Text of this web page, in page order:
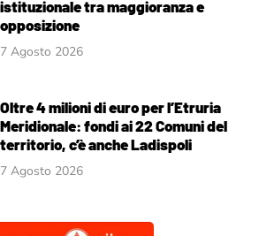
istituzionale tra maggioranza e
opposizione
7 Agosto 2026
Oltre 4 milioni di euro per l’Etruria
Meridionale: fondi ai 22 Comuni del
territorio, c’è anche Ladispoli
7 Agosto 2026